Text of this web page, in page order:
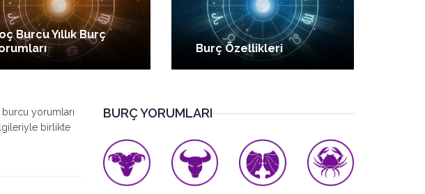
Burcu Yıllık Burç
Burç Özellikleri
yorumları
birlikte
BURÇ YORUMLARI